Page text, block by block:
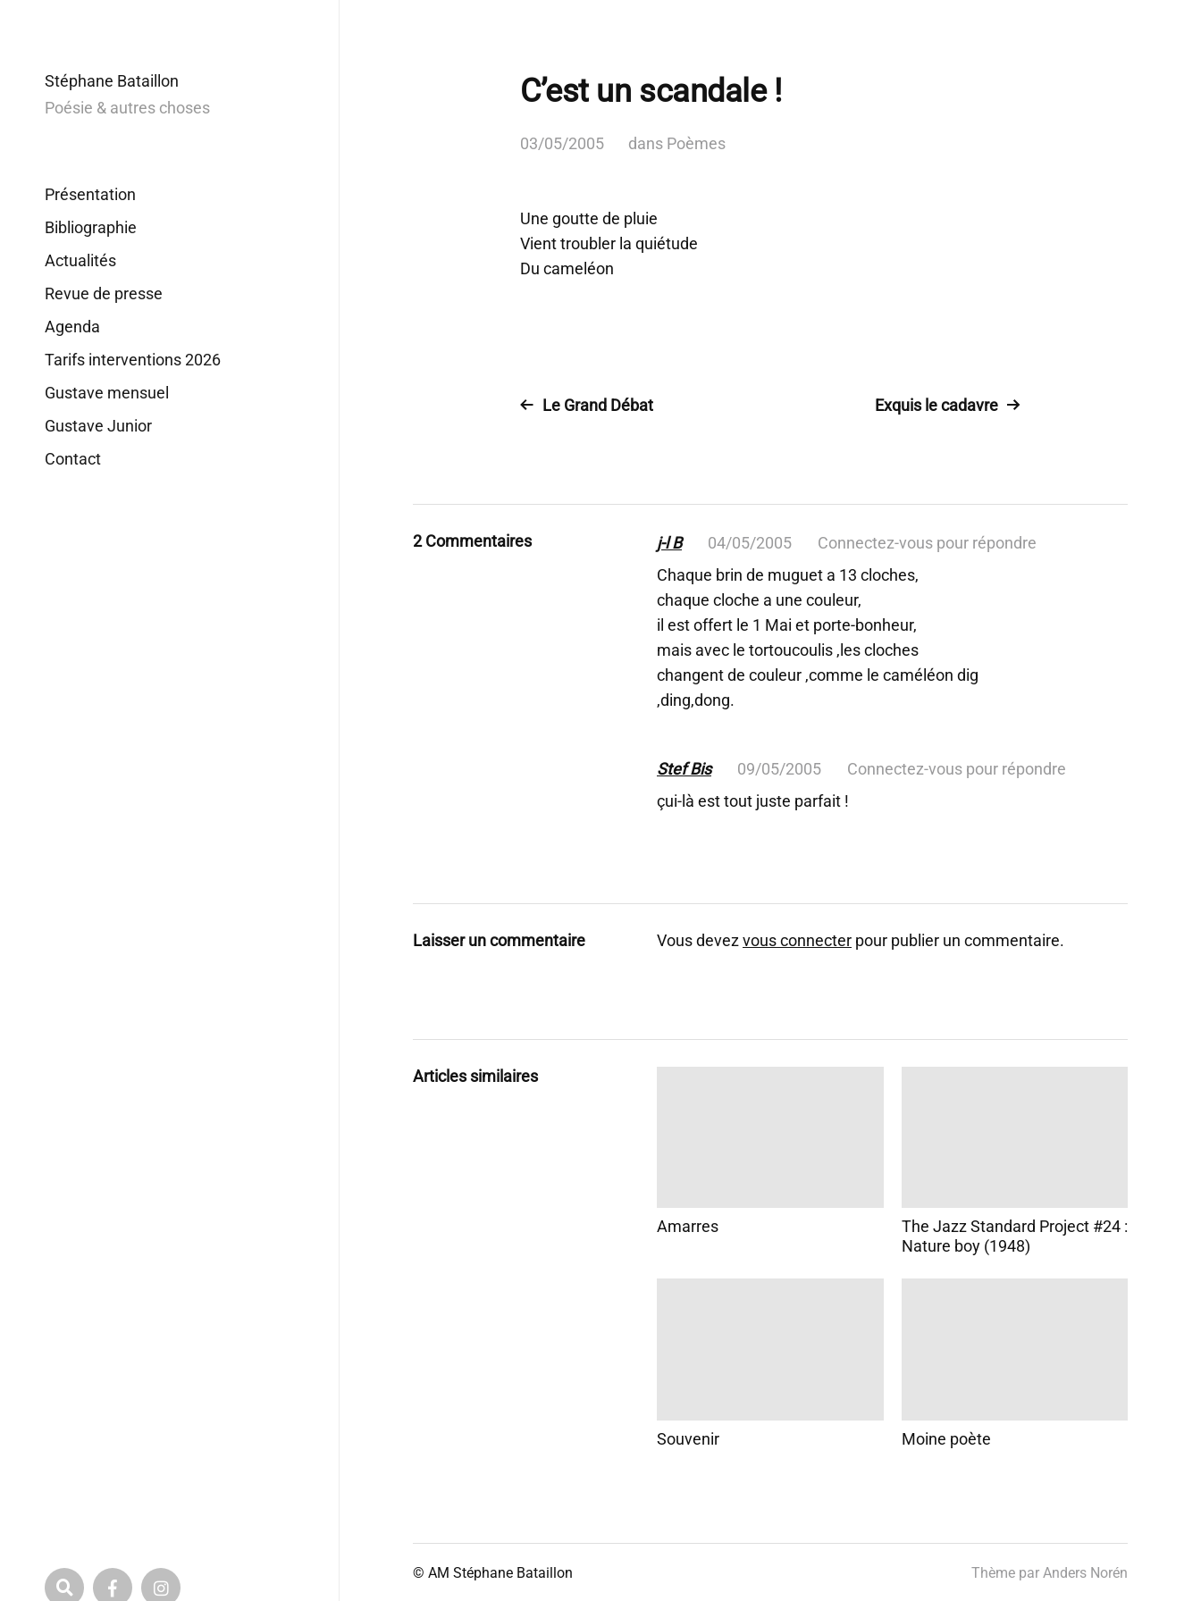
Stéphane Bataillon
Poésie & autres choses
Présentation
Bibliographie
Actualités
Revue de presse
Agenda
Tarifs interventions 2026
Gustave mensuel
Gustave Junior
Contact
C’est un scandale !
03/05/2005 dans Poèmes
Une goutte de pluie
Vient troubler la quiétude
Du cameléon
Le Grand Débat Exquis le cadavre
2 Commentaires j-l B 04/05/2005
Connectez-vous pour répondre
Chaque brin de muguet a 13 cloches,
chaque cloche a une couleur,
il est offert le 1 Mai et porte-bonheur,
mais avec le tortoucoulis ,les cloches
changent de couleur ,comme le caméléon dig
,ding,dong.
Stef Bis 09/05/2005
Connectez-vous pour répondre
çui-là est tout juste parfait !
Laisser un commentaire Vous devezvous connecter pour publier un commentaire.
Articles similaires
Amarres
The Jazz Standard Project #24 :
Nature boy (1948)
Souvenir Moine poète
© AM Stéphane Bataillon Thème par Anders Norén